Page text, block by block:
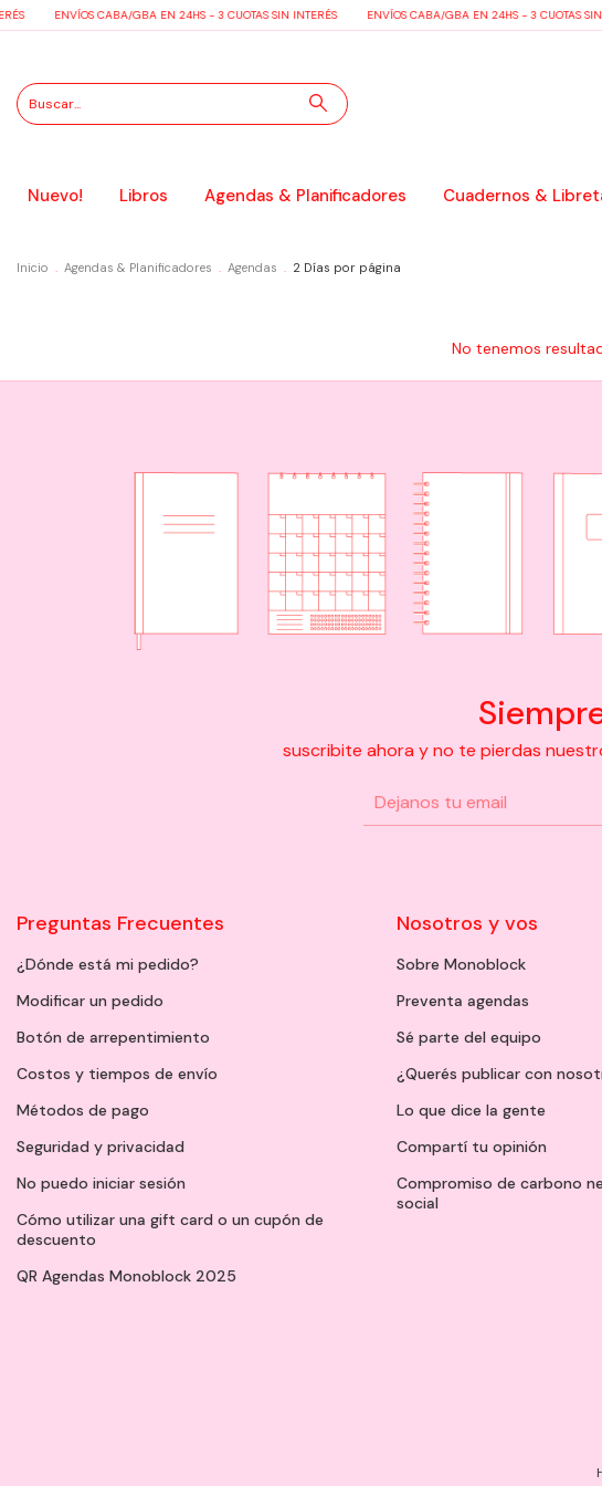
ENVÍOS CABA/GBA EN 24HS - 3 CUOTAS SIN INTERÉS ENVÍOS CABA/GBA EN 24HS - 3 CUOTAS SIN
Nuevo! Libros Agendas & Planificadores Cuadernos &
Inicio . Agendas & Planificadores . Agendas . 2 Días por página
No tenemos
suscribite ahora y no te pierdas
Preguntas Frecuentes
¿Dónde está mi pedido?
Modificar un pedido
Botón de arrepentimiento
Costos y tiempos de envío
Métodos de pago
Seguridad y privacidad
No puedo iniciar sesión
Cómo utilizar una gift card o un cupón de
descuento
QR Agendas Monoblock 2025
Nosotros y vos
Sobre Monoblock
Preventa agendas
Sé parte del equipo
¿Querés publicar con
Lo que dice la gente
Compartí tu opinión
Compromiso de carbono
social